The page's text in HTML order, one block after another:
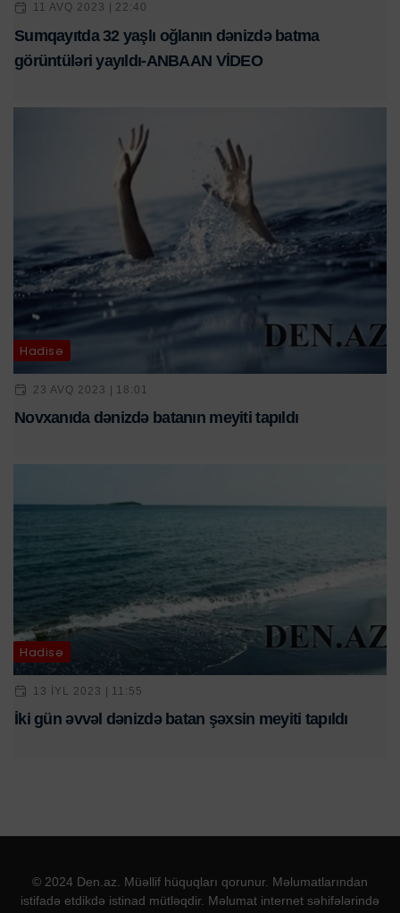
11 AVQ 2023 | 22:40
Sumqayıtda 32 yaşlı oğlanın dənizdə batma
görüntüləri yayıldı-ANBAAN VİDEO
Hadisə
23 AVQ 2023 | 18:01
Novxanıda dənizdə batanın meyiti tapıldı
Hadisə
13 IYL 2023 | 11:55
İki gün əvvəl dənizdə batan şəxsin meyiti tapıldı
© 2024 Den.az. Müəllif hüquqları qorunur. Məlumatlarından
istifadə etdikdə istinad mütləqdir. Məlumat internet səhifələrində